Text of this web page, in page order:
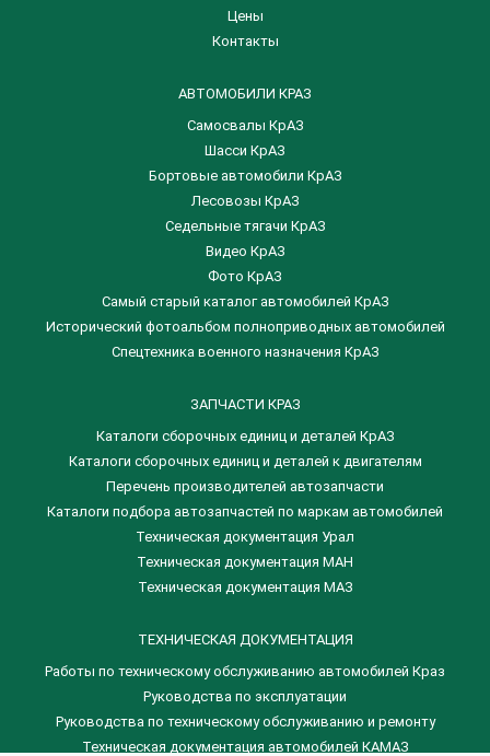
Цены
Контакты
АВТОМОБИЛИ КРАЗ
Самосвалы КрАЗ
Шасси КрАЗ
Бортовые автомобили КрАЗ
Лесовозы КрАЗ
Седельные тягачи КрАЗ
Видео КрАЗ
Фото КрАЗ
Самый старый каталог автомобилей КрАЗ
Исторический фотоальбом полноприводных автомобилей
Спецтехника военного назначения КрАЗ
ЗАПЧАСТИ КРАЗ
Каталоги сборочных единиц и деталей КрАЗ
​Каталоги сборочных единиц и деталей к двигателям
Перечень производителей автозапчасти
Каталоги подбора автозапчастей по маркам автомобилей
Техническая документация Урал
Техническая документация МАН
Техническая документация МАЗ
ТЕХНИЧЕСКАЯ ДОКУМЕНТАЦИЯ
Работы по техническому обслуживанию автомобилей Краз
Руководства по эксплуатации
Руководства по техническому обслуживанию и ремонту
Техническая документация автомобилей КАМАЗ